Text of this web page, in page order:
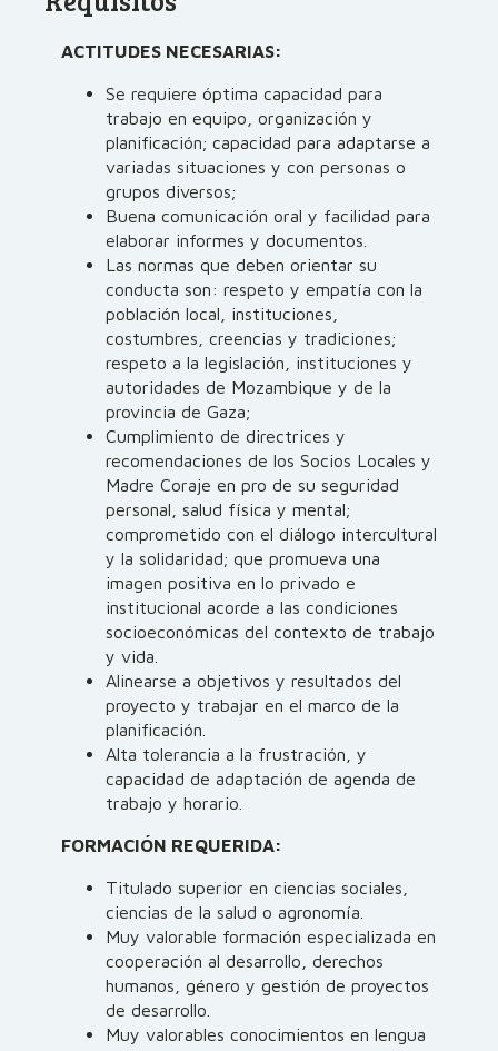
ACTITUDES NECESARIAS:
Se requiere óptima capacidad para
trabajo en equipo, organización y
planificación; capacidad para adaptarse a
variadas situaciones y con personas o
grupos diversos;
Buena comunicación oral y facilidad para
elaborar informes y documentos.
Las normas que deben orientar su
conducta son: respeto y empatía con la
población local, instituciones,
costumbres, creencias y tradiciones;
respeto a la legislación, instituciones y
autoridades de Mozambique y de la
provincia de Gaza;
Cumplimiento de directrices y
recomendaciones de los Socios Locales y
Madre Coraje en pro de su seguridad
personal, salud física y mental;
comprometido con el diálogo intercultural
y la solidaridad; que promueva una
imagen positiva en lo privado e
institucional acorde a las condiciones
socioeconómicas del contexto de trabajo
y vida.
Alinearse a objetivos y resultados del
proyecto y trabajar en el marco de la
planificación.
Alta tolerancia a la frustración, y
capacidad de adaptación de agenda de
trabajo y horario.
FORMACIÓN REQUERIDA:
Titulado superior en ciencias sociales,
ciencias de la salud o agronomía.
Muy valorable formación especializada en
cooperación al desarrollo, derechos
humanos, género y gestión de proyectos
de desarrollo.
Muy valorables conocimientos en lengua